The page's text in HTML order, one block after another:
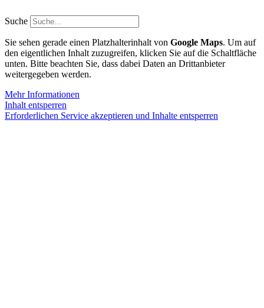
Inhalt
springen
Suche
Sie sehen gerade einen Platzhalterinhalt von Google Maps. Um auf
den eigentlichen Inhalt zuzugreifen, klicken Sie auf die Schaltfläche
unten. Bitte beachten Sie, dass dabei Daten an Drittanbieter
weitergegeben werden.
Mehr Informationen
Inhalt entsperren
Erforderlichen Service akzeptieren und Inhalte entsperren